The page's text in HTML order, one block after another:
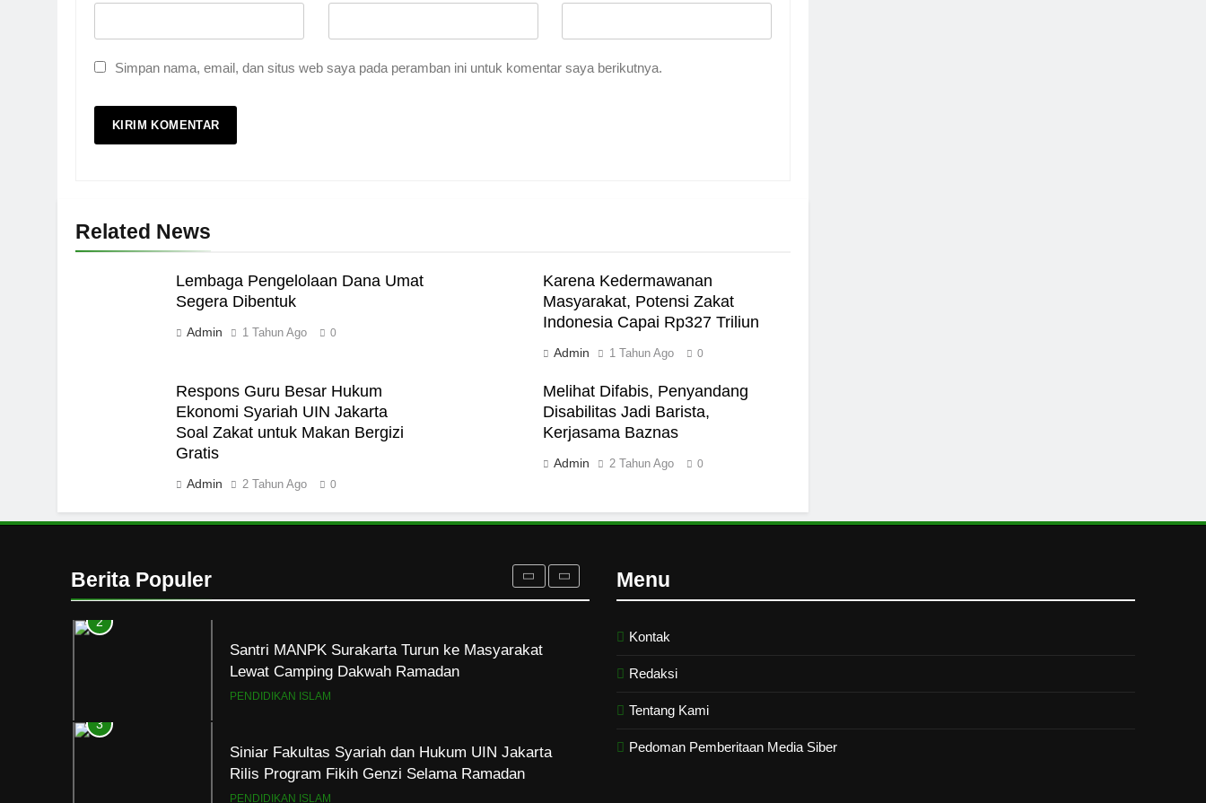
Simpan nama, email, dan situs web saya pada peramban ini untuk komentar saya berikutnya.
Related News
Lembaga Pengelolaan Dana Umat
Segera Dibentuk
Admin 1 Tahun Ago 0
Karena Kedermawanan
Masyarakat, Potensi Zakat
Indonesia Capai Rp327 Triliun
Admin 1 Tahun Ago 0
Respons Guru Besar Hukum
Ekonomi Syariah UIN Jakarta
Soal Zakat untuk Makan Bergizi
Gratis
Admin 2 Tahun Ago 0
Melihat Difabis, Penyandang
Disabilitas Jadi Barista,
Kerjasama Baznas
Admin 2 Tahun Ago 0
Berita Populer
5
Pernah Galau? Ini Jalan Indah Tuhan
HIKMAH
HIKMAH
1
Seksual di Lingkungan Kampus dan Pesantren
2
Santri MANPK Surakarta Turun ke Masyarakat
Lewat Camping Dakwah Ramadan
PENDIDIKAN ISLAM
3
Siniar Fakultas Syariah dan Hukum UIN Jakarta
Rilis Program Fikih Genzi Selama Ramadan
PENDIDIKAN ISLAM
Menu
Kontak
Redaksi
Tentang Kami
Pedoman Pemberitaan Media Siber